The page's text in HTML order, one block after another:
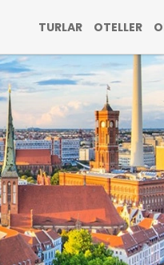
TURLAR OTELLER